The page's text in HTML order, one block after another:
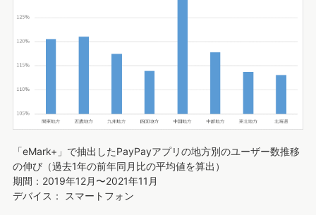
「eMark+」で抽出したPayPayアプリの地方別のユーザー数推移
の伸び（過去1年の前年同月比の平均値を算出）
期間：2019年12月〜2021年11月
デバイス： スマートフォン